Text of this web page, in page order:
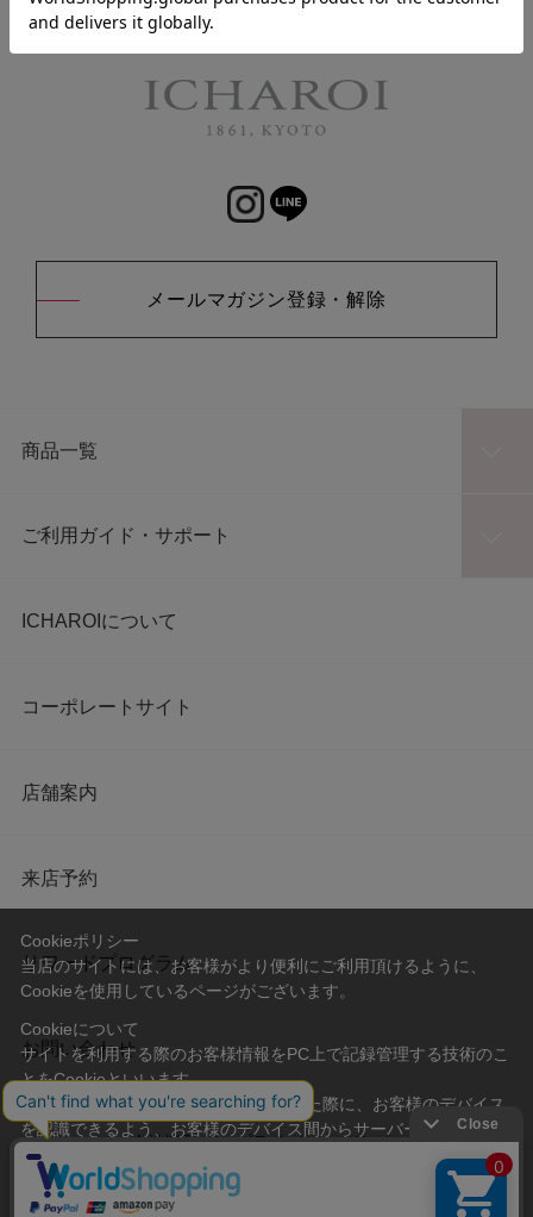
メールマガジン登録・解除
商品一覧
ご利用ガイド・サポート
ICHAROIについて
コーポレートサイト
店舗案内
来店予約
リワードプログラム
お問い合わせ
会社概要 プライバシーポリシー
利用規約 特定商取引法に基づく表記
Cookieポリシー
当店のサイトには、お客様がより便利にご利用頂けるように、
Cookieを使用しているページがございます。
Cookieについて
サイトを利用する際のお客様情報をPC上で記録管理する技術のこ
とをCookieといいます。
Cookieはお客様がサイトを再訪問された際に、お客様のデバイス
を認識できるよう、お客様のデバイス間からサーバーへ送り返さ
れます。
なお、Cookieに保存されている情報のみで、お客様個人を特定す
ることはできません。